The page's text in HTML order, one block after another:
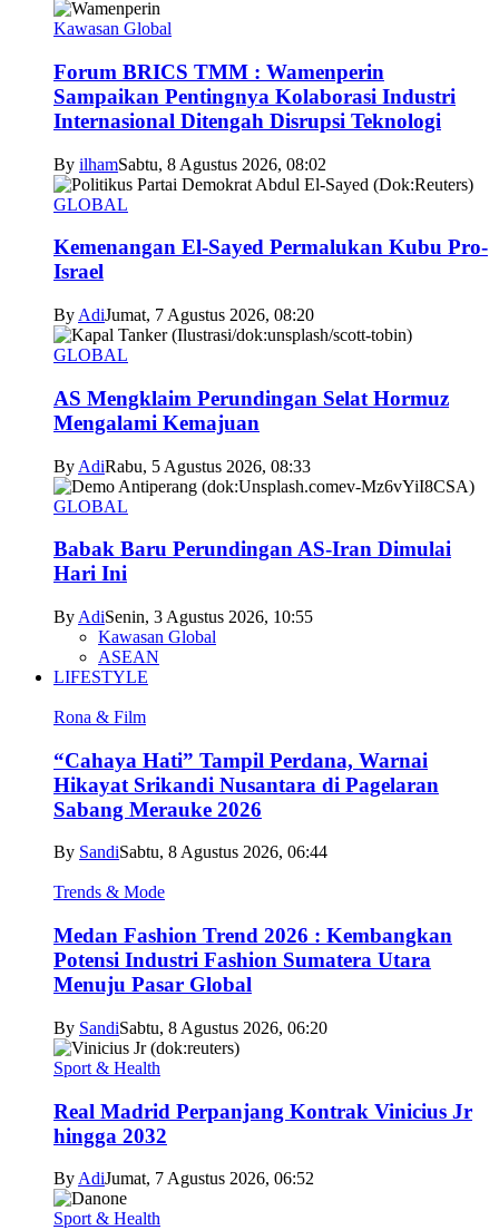
Kawasan Global
Forum BRICS TMM : Wamenperin
Sampaikan Pentingnya Kolaborasi Industri
Internasional Ditengah Disrupsi Teknologi
By ilhamSabtu, 8 Agustus 2026, 08:02
GLOBAL
Kemenangan El-Sayed Permalukan Kubu Pro-
Israel
By AdiJumat, 7 Agustus 2026, 08:20
GLOBAL
AS Mengklaim Perundingan Selat Hormuz
Mengalami Kemajuan
By AdiRabu, 5 Agustus 2026, 08:33
GLOBAL
Babak Baru Perundingan AS-Iran Dimulai
Hari Ini
By AdiSenin, 3 Agustus 2026, 10:55
Kawasan Global
ASEAN
LIFESTYLE
Rona & Film
“Cahaya Hati” Tampil Perdana, Warnai
Hikayat Srikandi Nusantara di Pagelaran
Sabang Merauke 2026
By SandiSabtu, 8 Agustus 2026, 06:44
Trends & Mode
Medan Fashion Trend 2026 : Kembangkan
Potensi Industri Fashion Sumatera Utara
Menuju Pasar Global
By SandiSabtu, 8 Agustus 2026, 06:20
Sport & Health
Real Madrid Perpanjang Kontrak Vinicius Jr
hingga 2032
By AdiJumat, 7 Agustus 2026, 06:52
Sport & Health